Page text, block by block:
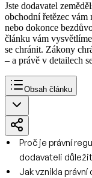
Jste dodavatel
obchodní řetězec vám
nebo dokonce
článku vám
se chránit. Zákony
– a právě v detailech
Obsah článku
Proč je právní
dodavateli
Jak vznikla